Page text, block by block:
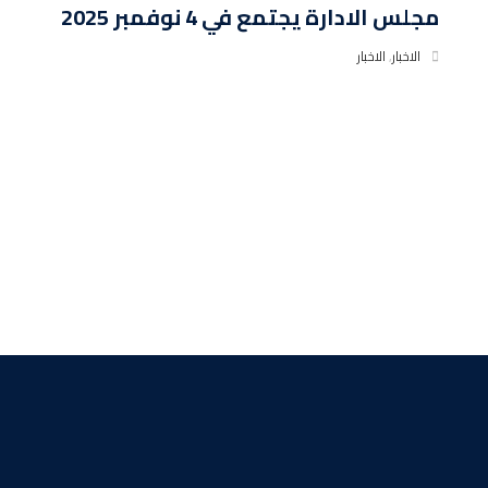
مجلس الادارة يجتمع في 4 نوفمبر 2025
الاخبار,الاخبار